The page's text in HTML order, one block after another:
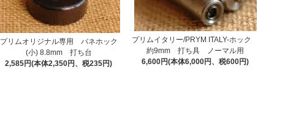
プリムオリジナル専用 バネホック
(小) 8.8mm 打ち台
2,585円(本体2,350円、税235円)
プリムイタリー/PRYM ITALY-ホック
約9mm 打ち具 ノーマル用
6,600円(本体6,000円、税600円)